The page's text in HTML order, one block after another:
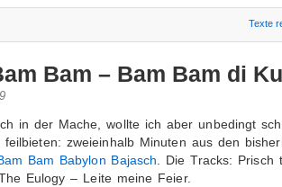
Texte
Bam – Bam Bam di
in der Mache, wollte ich aber unbedingt
feilbieten: zweieinhalb Minuten aus den
Bam Babylon Bajasch . Die Tracks: Prisch
Eulogy – Leite meine Feier.